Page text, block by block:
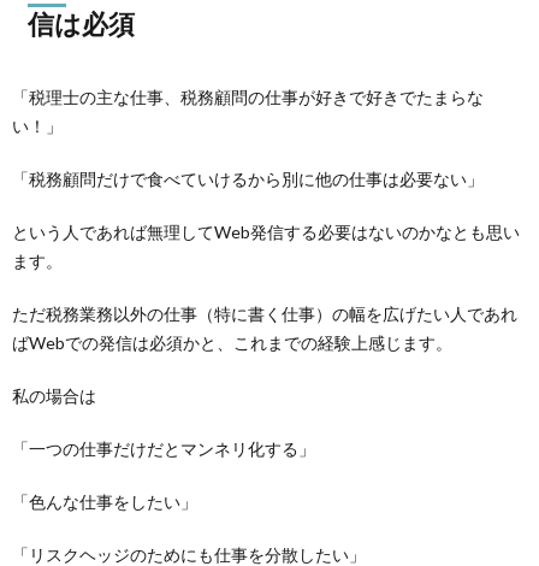
信は必須
「税理士の主な仕事、税務顧問の仕事が好きで好きでたまらな
い！」
「税務顧問だけで食べていけるから別に他の仕事は必要ない」
という人であれば無理してWeb発信する必要はないのかなとも思い
ます。
ただ税務業務以外の仕事（特に書く仕事）の幅を広げたい人であれ
ばWebでの発信は必須かと、これまでの経験上感じます。
私の場合は
「一つの仕事だけだとマンネリ化する」
「色んな仕事をしたい」
「リスクヘッジのためにも仕事を分散したい」